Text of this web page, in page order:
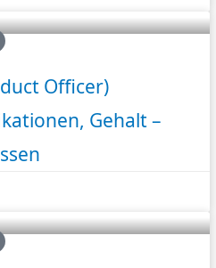
Officer)
Gehalt –